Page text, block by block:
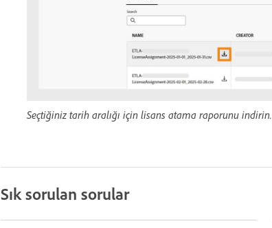
Seçtiğiniz tarih aralığı için lisans atama raporunu indirin.
Sık sorulan sorular